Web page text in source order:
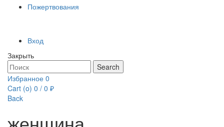
Пожертвования
Вход
Закрыть
Search
for:
Search
Избранное 0
Cart (o) 0 / 0 ₽
Back